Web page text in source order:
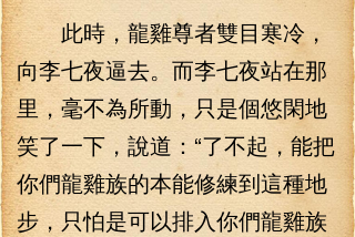
此時，龍雞尊者雙目寒冷，
向李七夜逼去。而李七夜站在那
里，毫不為所動，只是個悠閑地
笑了一下，說道：“了不起，能把
你們龍雞族的本能修練到這種地
步，只怕是可以排入你們龍雞族